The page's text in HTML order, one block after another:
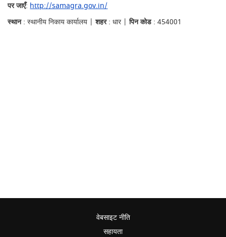
पर जाएँ: http://samagra.gov.in/
स्थान: स्थानीय निकाय कार्यालय |शहर: धार |पिन कोड: 454001
वेबसाइट नीति
सहायता